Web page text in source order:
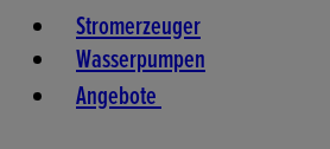
Stromerzeuger
Wasserpumpen
Angebote